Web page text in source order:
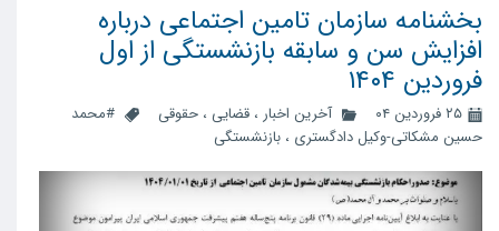
بخشنامه سازمان تامین اجتماعی درباره
افزایش سن و سابقه بازنشستگی از اول
فروردین ۱۴۰۴
۲۵ فروردین ۰۴ آخرین اخبار ، قضایی ، حقوقی
#محمد
حسین مشکاتی-وکیل دادگستری ، بازنشستگی